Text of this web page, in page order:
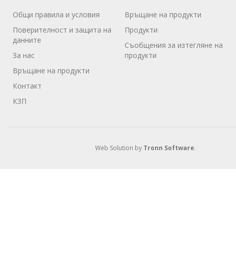
Общи правила и условия
Поверителност и защита на
данните
За нас
Връщане на продукти
Контакт
КЗП
Връщане на продукти
Продукти
Съобщения за изтегляне на
продукти
Web Solution by Tronn Software.